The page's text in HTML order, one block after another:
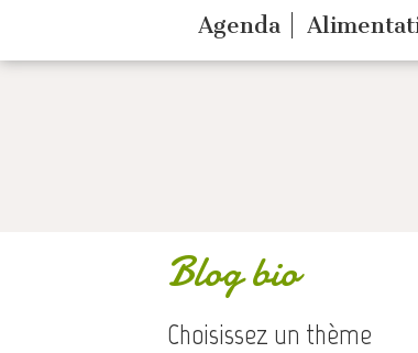
Agenda
Blog bio
Choisissez un thème